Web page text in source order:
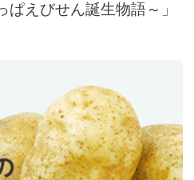
ぱえびせん誕生物語～」